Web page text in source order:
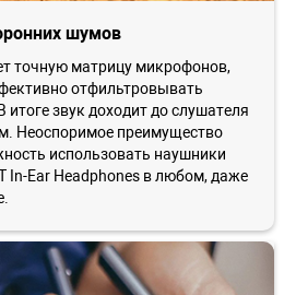
шумов
точную матрицу микрофонов,
отфильтровывать
звук доходит до слушателя
Неоспоримое преимущество
использовать наушники
In-Ear Headphones в любом, даже